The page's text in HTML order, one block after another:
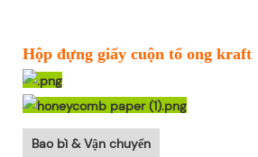
Hộp đựng giấy cuộn tổ ong kraft
Bao bì & Vận chuyển